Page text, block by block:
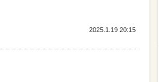
2025.1.19 20:15